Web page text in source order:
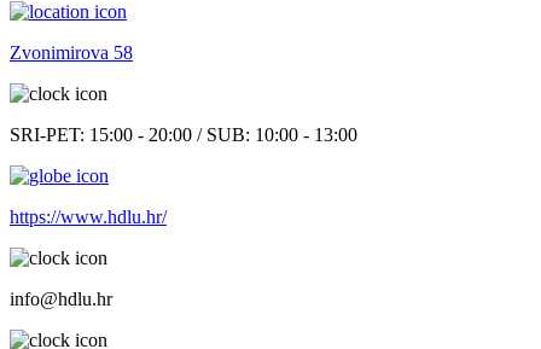
Zvonimirova 58
SRI-PET: 15:00 - 20:00 / SUB: 10:00 - 13:00
https://www.hdlu.hr/
info@hdlu.hr